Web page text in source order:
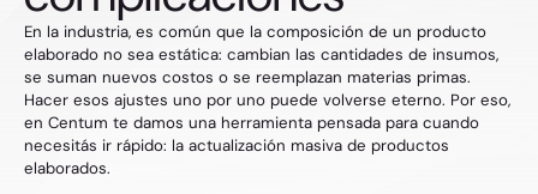
En la industria, es común que la composición de un producto
elaborado no sea estática: cambian las cantidades de insumos,
se suman nuevos costos o se reemplazan materias primas.
Hacer esos ajustes uno por uno puede volverse eterno. Por eso,
en Centum te damos una herramienta pensada para cuando
necesitás ir rápido: la actualización masiva de productos
elaborados.